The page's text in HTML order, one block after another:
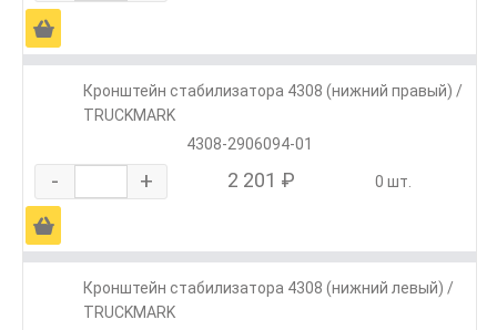
Ä
Кронштейн стабилизатора 4308 (нижний правый) /
TRUCKMARK
4308-2906094-01
- + 2 201 ₽ 0 шт.
Ä
Кронштейн стабилизатора 4308 (нижний левый) /
TRUCKMARK